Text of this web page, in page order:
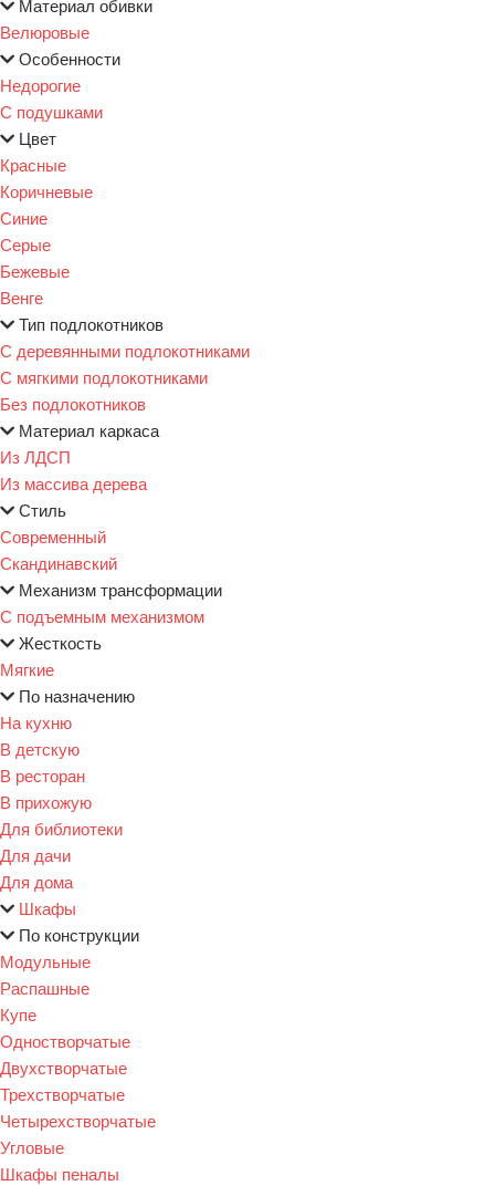
Материал обивки
Велюровые
Особенности
Недорогие
С подушками
Цвет
Красные
Коричневые
Синие
Серые
Бежевые
Венге
Тип подлокотников
С деревянными подлокотниками
С мягкими подлокотниками
Без подлокотников
Материал каркаса
Из ЛДСП
Из массива дерева
Стиль
Современный
Скандинавский
Механизм трансформации
С подъемным механизмом
Жесткость
Мягкие
По назначению
На кухню
В детскую
В ресторан
В прихожую
Для библиотеки
Для дачи
Для дома
Шкафы
По конструкции
Модульные
Распашные
Купе
Одностворчатые
Двухстворчатые
Трехстворчатые
Четырехстворчатые
Угловые
Шкафы пеналы